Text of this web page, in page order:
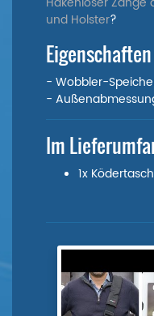
und Holster?
Eigenschaften
- Wobbler-
-
Im
1x